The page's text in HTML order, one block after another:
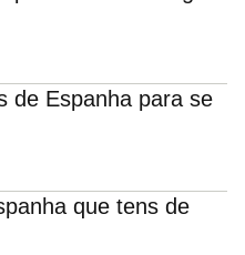
de Espanha para se
que tens de